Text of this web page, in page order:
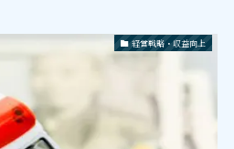
経営戦略・収益向上